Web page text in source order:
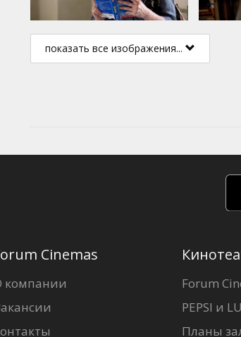
показать все изображения...
Cinemas
компании
Forum
PEPSI и
Планы